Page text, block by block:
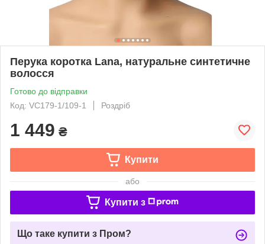
Перука коротка Lana, натуральне синтетичне
волосся
Готово до відправки
Код: VC179-1/109-1
Роздріб
1 449 ₴
Купити
або
Купити з
Що таке купити з Пром?